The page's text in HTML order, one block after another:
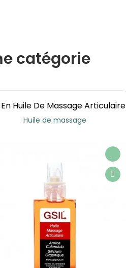
catégorie
Huile De Massage Articulaire
Huile de massage